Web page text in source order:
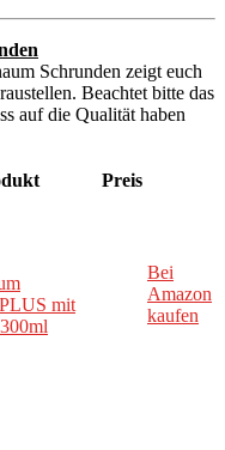
Schrunden zeigt euch
Beachtet bitte das
auf die Qualität haben
Preis
mit
Bei
Amazon
kaufen